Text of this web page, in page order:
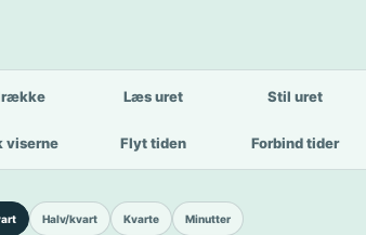
Læs uret Stil uret
viserne Flyt tiden Forbind tider
Halv/kvart Kvarte Minutter